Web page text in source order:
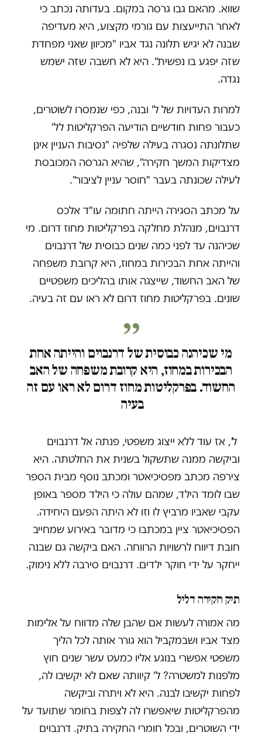
שווא. מהאם גבו גרסה במקום. בעדותה נכתב כי
לאחר התייעצות עם גורמי מקצוע, היא מעדיפה
שבנה לא יגיש תלונה נגד אביו "מכיוון שאני מפחדת
שזה יפגע בו נפשית". היא לא חשבה שזה ישמש
נגדה.
למרות העדויות של ל' ובנה, כפי שנמסרו לשוטרים,
כעבור פחות חודשיים הודיעה הפרקליטות לל'
שתלונתה נסגרה בעילה שלפיה "נסיבות העניין אינן
מצדיקות המשך חקירה", שהיא הגרסה המכובסת
לעילה שכונתה בעבר "חוסר עניין לציבור".
על מכתב הסגירה הייתה חתומה עו"ד אלכס
דרנבוים, מנהלת מחלקה בפרקליטות מחוז דרום. מי
שכיהנה עד לפני כמה שנים כבוסית של דרנבוים
והייתה אחת הבכירות במחוז, היא קרובת משפחה
של האב החשוד, שייצגה אותו בהליכים משפטיים
שונים. בפרקליטות מחוז דרום לא ראו עם זה בעיה.
מי שכיהנה כבוסית של דרנבוים והייתה אחת
הבכירות במחוז, היא קרובת משפחה של האב
החשוד. בפרקליטות מחוז דרום לא ראו עם זה
בעיה
ל', אז עוד ללא ייצוג משפטי, פנתה אל דרנבוים
וביקשה ממנה שתשקול בשנית את החלטתה. היא
צירפה מכתב מפסיכיאטר ומכתב נוסף מבית הספר
שבו לומד הילד, שמהם עולה כי הילד מספר באופן
עקבי שאביו מרביץ לו וזו לא היתה הפעם היחידה.
הפסיכיאטר ציין במכתבו כי מדובר באירוע שמחייב
חובת דיווח לרשויות הרווחה. האם ביקשה גם שבנה
ייחקר על ידי חוקר ילדים. דרנבוים סירבה ללא נימוק.
תיק חקירה דליל
מה אמורה לעשות אם שהבן שלה מדווח על אלימות
מצד אביו ושבמקביל הוא גורר אותה לכל הליך
משפטי אפשרי בנוגע אליו כמעט עשר שנים חוץ
מלפנות למשטרה? ל' קיוותה שאם לא יקשיבו לה,
לפחות יקשיבו לבנה. היא לא ויתרה וביקשה
מהפרקליטות שיאפשרו לה לצפות בחומר שתועד על
ידי השוטרים, ובכל חומרי החקירה בתיק. דרנבוים